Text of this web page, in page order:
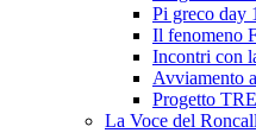
Pi greco day
Il fenomeno
Incontri con
Avviamento
Progetto
La Voce del